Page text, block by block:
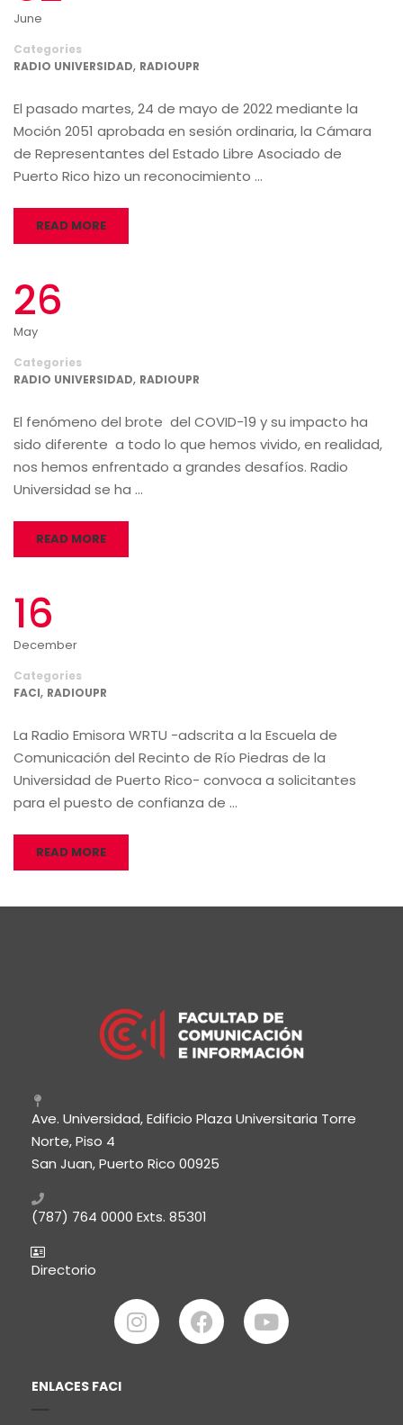
June
Categories
RADIO UNIVERSIDAD, RADIOUPR
El pasado martes, 24 de mayo de 2022 mediante la
Moción 2051 aprobada en sesión ordinaria, la Cámara
de Representantes del Estado Libre Asociado de
Puerto Rico hizo un reconocimiento …
READ MORE
26
May
Categories
RADIO UNIVERSIDAD, RADIOUPR
El fenómeno del brote del COVID-19 y su impacto ha
sido diferente a todo lo que hemos vivido, en realidad,
nos hemos enfrentado a grandes desafíos. Radio
Universidad se ha …
READ MORE
16
December
Categories
FACI, RADIOUPR
La Radio Emisora WRTU -adscrita a la Escuela de
Comunicación del Recinto de Río Piedras de la
Universidad de Puerto Rico- convoca a solicitantes
para el puesto de confianza de …
READ MORE
Ave. Universidad, Edificio Plaza Universitaria Torre
Norte, Piso 4
San Juan, Puerto Rico 00925
(787) 764 0000 Exts. 85301
Directorio
ENLACES FACI